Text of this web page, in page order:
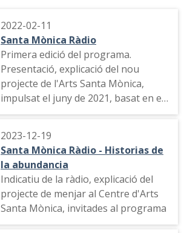
2022-02-11
Santa Mònica Ràdio
Primera edició del programa.
Presentació, explicació del nou
projecte de l'Arts Santa Mònica,
impulsat el juny de 2021, basat en els
gemis artístics. Els reptes de la
musical, les frustracions dels artistes
que treballen al Santa Mònica
2023-12-19
Santa Mònica Ràdio - Historias de
la abundancia
Indicatiu de la ràdio, explicació del
projecte de menjar al Centre d'Arts
Santa Mònica, invitades al programa